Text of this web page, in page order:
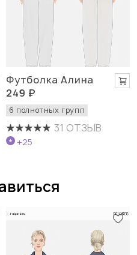
Футболка Алина
249 ₽
6 полнотных групп
31 ОТЗЫВ
+25